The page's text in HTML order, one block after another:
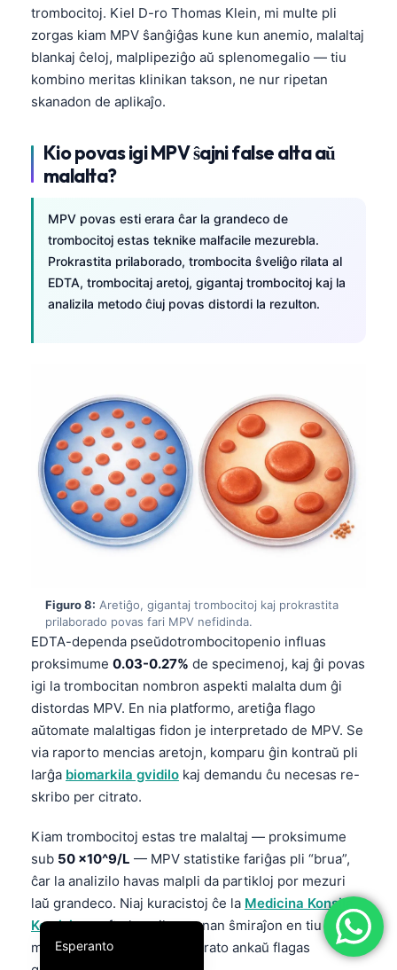
trombocitoj. Kiel D-ro Thomas Klein, mi multe pli
zorgas kiam MPV ŝanĝiĝas kune kun anemio, malaltaj
blankaj ĉeloj, malplipeziĝo aŭ splenomegalio — tiu
kombino meritas klinikan takson, ne nur ripetan
skanadon de aplikaĵo.
Kio povas igi MPV ŝajni false alta aŭ
malalta?
MPV povas esti erara ĉar la grandeco de
trombocitoj estas teknike malfacile mezurebla.
Prokrastita prilaborado, trombocita ŝveliĝo rilata al
EDTA, trombocitaj aretoj, gigantaj trombocitoj kaj la
analizila metodo ĉiuj povas distordi la rezulton.
Figuro 8: Aretiĝo, gigantaj trombocitoj kaj prokrastita
prilaborado povas fari MPV nefidinda.
EDTA-dependa pseŭdotrombocitopenio influas
proksimume 0.03-0.27% de specimenoj, kaj ĝi povas
igi la trombocitan nombron aspekti malalta dum ĝi
distordas MPV. En nia platformo, aretiĝa flago
aŭtomate malaltigas fidon je interpretado de MPV. Se
via raporto mencias aretojn, komparu ĝin kontraŭ pli
larĝa biomarkila gvidilo kaj demandu ĉu necesas re-
skribo per citrato.
Kiam trombocitoj estas tre malaltaj — proksimume
sub 50 ×10^9/L — MPV statistike fariĝas pli “brua”,
ĉar la analizilo havas malpli da partikloj por mezuri
laŭ grandeco. Niaj kuracistoj ĉe la Medicina Konsila
Komisionoofte konsilas manan ŝmiraĵon en tiu
momento, precipe se la aparato ankaŭ flagas
Esperanto
English
Deutsch
العربية
Français
עִבְרִית
Italiano
Español
Português
Ελληνικά
Türkçe
Română
Български
Dansk
Nederlands
हिन्दी
Bahasa Indonesia
Svenska
Bosanski
Azərbaycan dili
Eesti
日本語
Čeština
Русский
Lietuvių kalba
Polski
한국어